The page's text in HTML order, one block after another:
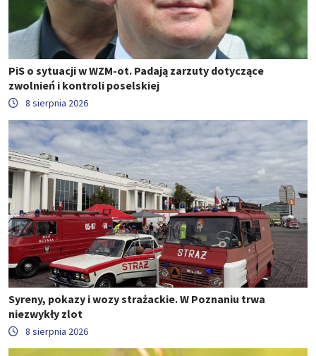
PiS o sytuacji w WZM-ot. Padają zarzuty dotyczące
zwolnień i kontroli poselskiej
8 sierpnia 2026
Syreny, pokazy i wozy strażackie. W Poznaniu trwa
niezwykły zlot
8 sierpnia 2026